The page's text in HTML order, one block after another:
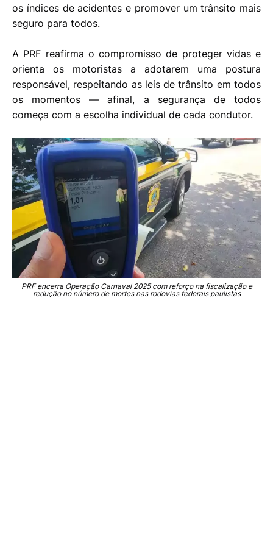
os índices de acidentes e promover um trânsito mais
seguro para todos.
A PRF reafirma o compromisso de proteger vidas e
orienta os motoristas a adotarem uma postura
responsável, respeitando as leis de trânsito em todos
os momentos — afinal, a segurança de todos
começa com a escolha individual de cada condutor.
PRF encerra Operação Carnaval 2025 com reforço na fiscalização e
redução no número de mortes nas rodovias federais paulistas